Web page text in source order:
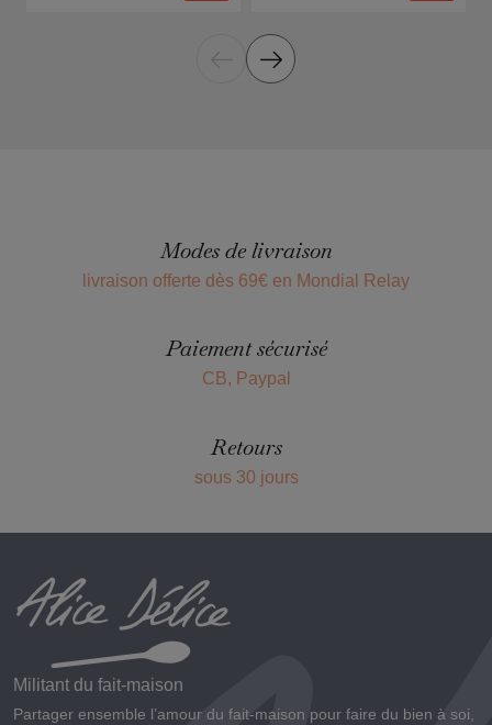
Modes de livraison
livraison offerte dès 69€ en Mondial Relay
Paiement sécurisé
CB, Paypal
Retours
sous 30 jours
Militant du fait-maison
Partager ensemble l’amour du fait-maison pour faire du bien à soi,